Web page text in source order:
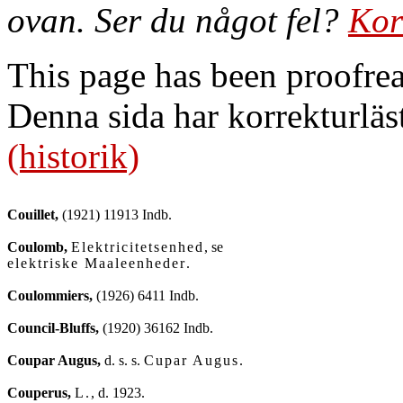
ovan. Ser du något fel?
This page has been
Denna sida har
(historik)
Couillet, (1921) 11913 Indb.
Coulomb, Elektricitetsenhed
elektriske Maaleenheder.
Coulommiers, (1926) 6411 Indb.
Council-Bluffs, (1920) 36162 Indb.
Coupar Augus, d. s. s. Cupar Augus.
Couperus, L. , d. 1923.